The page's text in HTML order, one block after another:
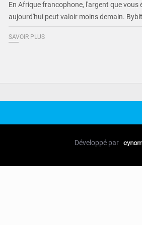
En Afrique francophone, l'argent que vous
aujourd'hui peut valoir moins demain.
SAVOIR PLUS
Développé par